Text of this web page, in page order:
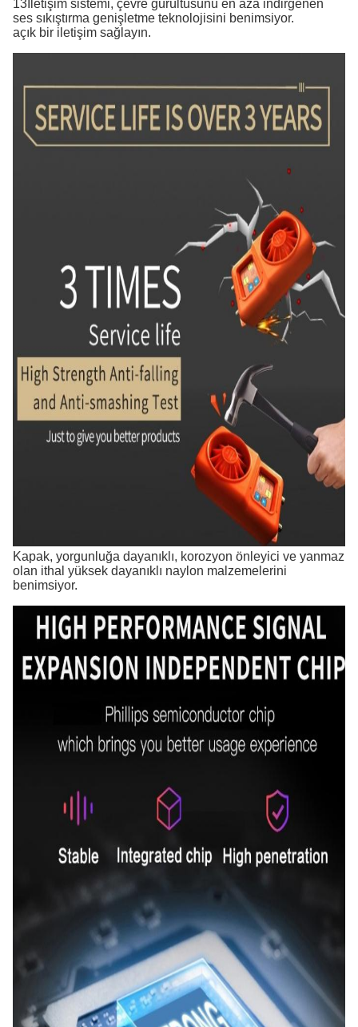
13İletişim sistemi, çevre gürültüsünü en aza indirgenen
ses sıkıştırma genişletme teknolojisini benimsiyor.
açık bir iletişim sağlayın.
Kapak, yorgunluğa dayanıklı, korozyon önleyici ve yanmaz
olan ithal yüksek dayanıklı naylon malzemelerini
benimsiyor.